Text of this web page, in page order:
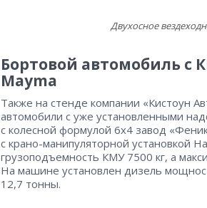
Двухосное
Бортовой автомобиль с
Mayma
Также на стенде компании «Кистоун
автомобили с уже установленными
с колесной формулой 6х4 завод
с крано-манипуляторной установкой
грузоподъемность КМУ 7500 кг, а
На машине установлен дизель
12,7 тонны.